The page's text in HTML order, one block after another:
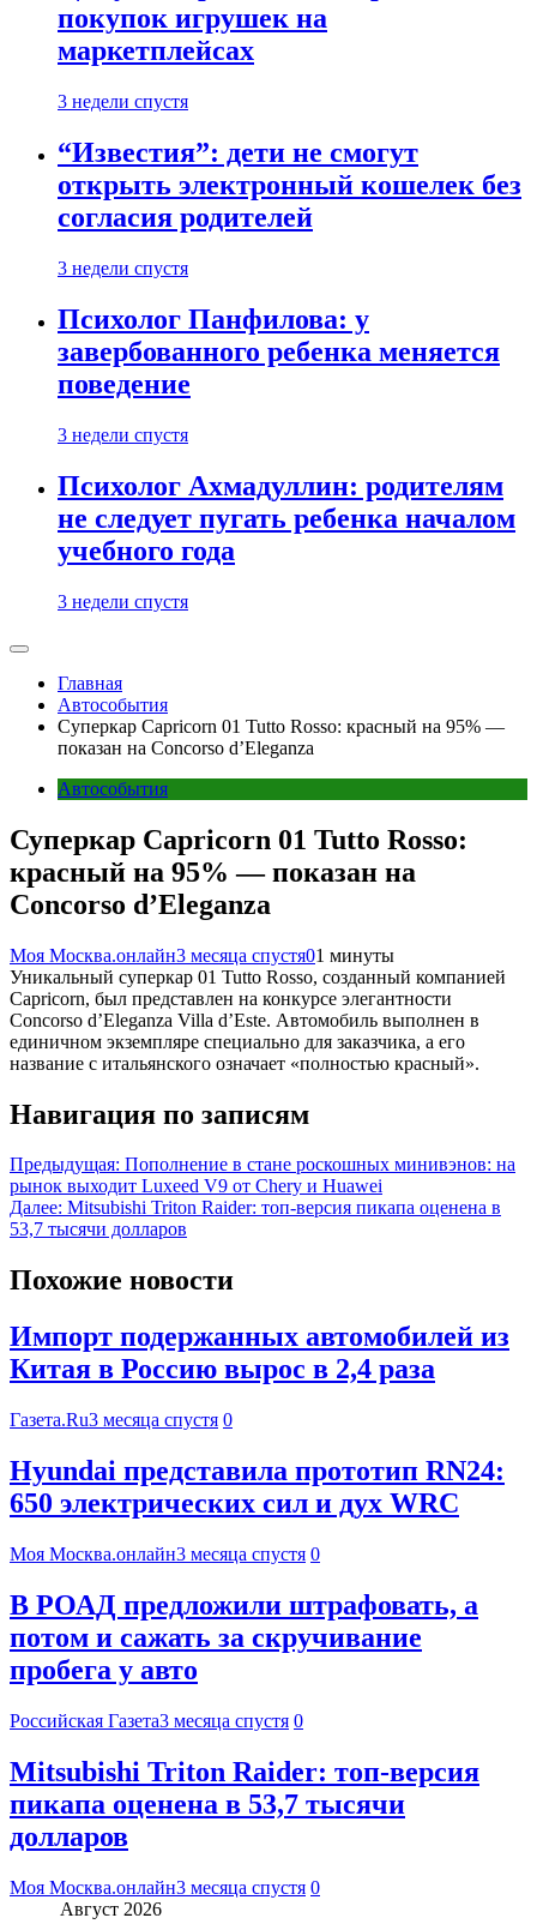
покупок игрушек на
маркетплейсах
3 недели спустя
“Известия”: дети не смогут
открыть электронный кошелек без
согласия родителей
3 недели спустя
Психолог Панфилова: у
завербованного ребенка меняется
поведение
3 недели спустя
Психолог Ахмадуллин: родителям
не следует пугать ребенка началом
учебного года
3 недели спустя
Главная
Автособытия
Суперкар Capricorn 01 Tutto Rosso: красный на 95% —
показан на Concorso d’Eleganza
Автособытия
Суперкар Capricorn 01 Tutto Rosso:
красный на 95% — показан на
Concorso d’Eleganza
Моя Москва.онлайн3 месяца спустя01 минуты
Уникальный суперкар 01 Tutto Rosso, созданный компанией
Capricorn, был представлен на конкурсе элегантности
Concorso d’Eleganza Villa d’Este. Автомобиль выполнен в
единичном экземпляре специально для заказчика, а его
название с итальянского означает «полностью красный».
Навигация по записям
Предыдущая: Пополнение в стане роскошных минивэнов: на
рынок выходит Luxeed V9 от Chery и Huawei
Далее: Mitsubishi Triton Raider: топ-версия пикапа оценена в
53,7 тысячи долларов
Похожие новости
Импорт подержанных автомобилей из
Китая в Россию вырос в 2,4 раза
Газета.Ru3 месяца спустя 0
Hyundai представила прототип RN24:
650 электрических сил и дух WRC
Моя Москва.онлайн3 месяца спустя 0
В РОАД предложили штрафовать, а
потом и сажать за скручивание
пробега у авто
Российская Газета3 месяца спустя 0
Mitsubishi Triton Raider: топ-версия
пикапа оценена в 53,7 тысячи
долларов
Моя Москва.онлайн3 месяца спустя 0
Август 2026